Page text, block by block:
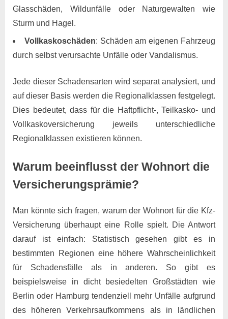
Glasschäden, Wildunfälle oder Naturgewalten wie
Sturm und Hagel.
Vollkaskoschäden: Schäden am eigenen Fahrzeug
durch selbst verursachte Unfälle oder Vandalismus.
Jede dieser Schadensarten wird separat analysiert, und
auf dieser Basis werden die Regionalklassen festgelegt.
Dies bedeutet, dass für die Haftpflicht-, Teilkasko- und
Vollkaskoversicherung jeweils unterschiedliche
Regionalklassen existieren können.
Warum beeinflusst der Wohnort die
Versicherungsprämie?
Man könnte sich fragen, warum der Wohnort für die Kfz-
Versicherung überhaupt eine Rolle spielt. Die Antwort
darauf ist einfach: Statistisch gesehen gibt es in
bestimmten Regionen eine höhere Wahrscheinlichkeit
für Schadensfälle als in anderen. So gibt es
beispielsweise in dicht besiedelten Großstädten wie
Berlin oder Hamburg tendenziell mehr Unfälle aufgrund
des höheren Verkehrsaufkommens als in ländlichen